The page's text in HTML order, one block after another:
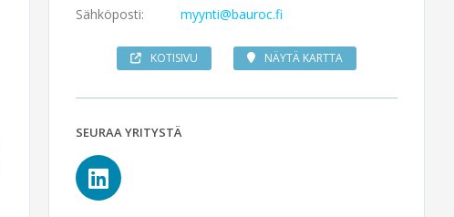
Sähköposti:
myynti@bauroc.fi
KOTISIVU NÄYTÄ KARTTA
SEURAA YRITYSTÄ